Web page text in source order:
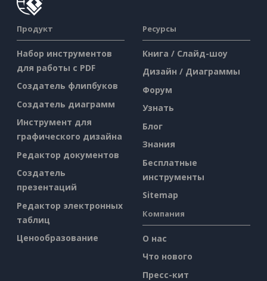
Продукт
Набор инструментов
для работы с PDF
Создатель флипбуков
Создатель диаграмм
Инструмент для
графического дизайна
Редактор документов
Создатель
презентаций
Редактор электронных
таблиц
Ценообразование
Ресурсы
Книга / Слайд-шоу
Дизайн / Диаграммы
Форум
Узнать
Блог
Знания
Бесплатные
инструменты
Sitemap
Компания
О нас
Что нового
Пресс-кит